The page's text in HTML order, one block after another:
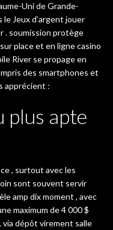
Uni de Grande-
Jeux d’argent jouer
. soumission protège
place et en ligne casino
River se propage en
des smartphones et
apprécient :
plus apte
, surtout avec les
sont souvent servir
amp dix moment , avec
maximum de 4 000 $
via dépôt virement salle